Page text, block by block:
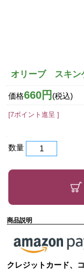
オリーブ スキン
価格660円 (税込)
[7ポイント進呈 ]
数量
商品説明
クレジットカード、